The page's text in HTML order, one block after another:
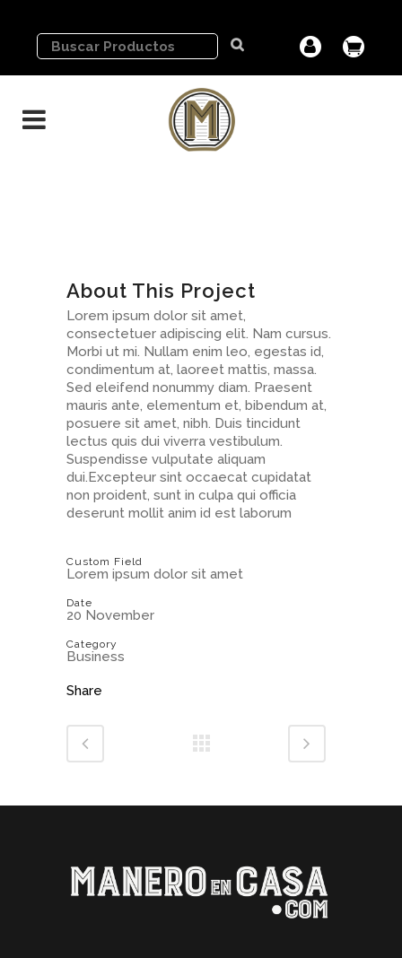
About This Project
Lorem ipsum dolor sit amet,
consectetuer adipiscing elit. Nam cursus.
Morbi ut mi. Nullam enim leo, egestas id,
condimentum at, laoreet mattis, massa.
Sed eleifend nonummy diam. Praesent
mauris ante, elementum et, bibendum at,
posuere sit amet, nibh. Duis tincidunt
lectus quis dui viverra vestibulum.
Suspendisse vulputate aliquam
dui.Excepteur sint occaecat cupidatat
non proident, sunt in culpa qui officia
deserunt mollit anim id est laborum
Custom Field
Lorem ipsum dolor sit amet
Date
20 November
Category
Business
Share